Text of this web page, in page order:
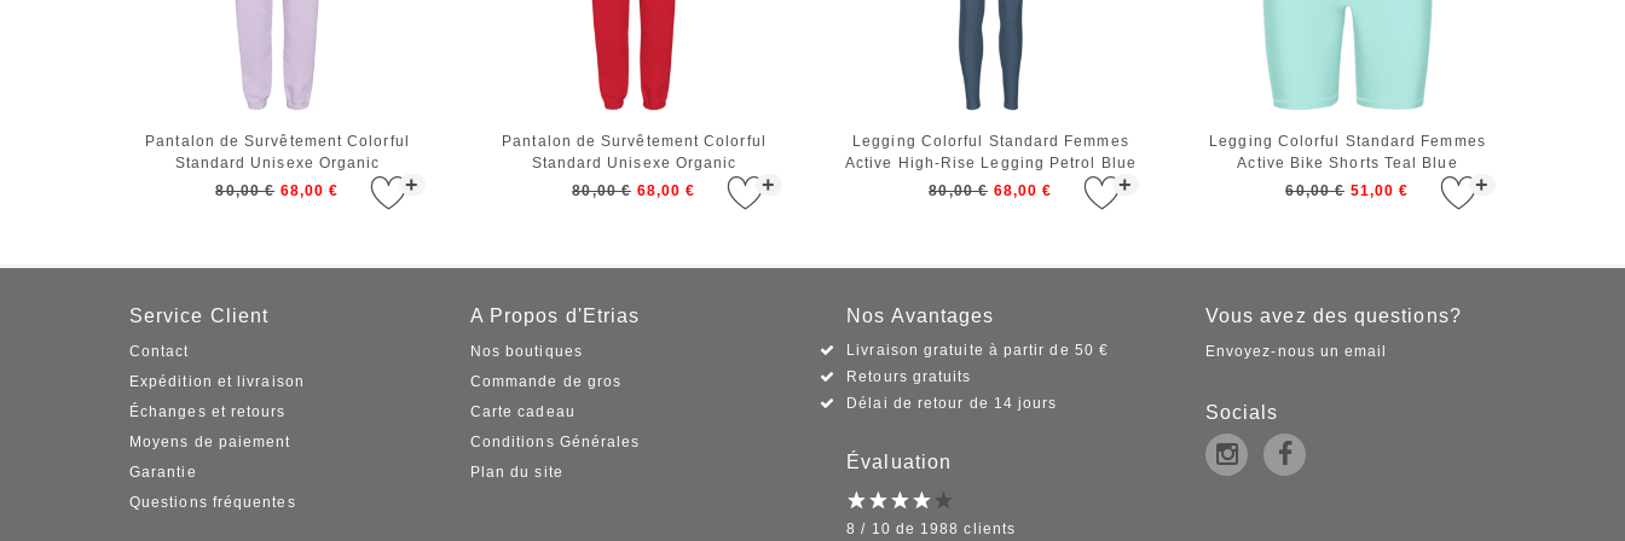
+
Pantalon de Survêtement Colorful
Standard Unisexe Organic
Sweatpants Soft Lavender
80,00 € 68,00 € +
Pantalon de Survêtement Colorful
Standard Unisexe Organic
Sweatpants Scarlet Red
80,00 € 68,00 € +
Legging Colorful Standard Femmes
Active High-Rise Legging Petrol Blue
80,00 € 68,00 € +
Legging Colorful Standard Femmes
Active Bike Shorts Teal Blue
60,00 € 51,00 €
Service Client
Contact
Expédition et livraison
Échanges et retours
Moyens de paiement
Garantie
Questions fréquentes
A Propos d'Etrias
Nos boutiques
Commande de gros
Carte cadeau
Conditions Générales
Plan du site
Nos Avantages
Livraison gratuite à partir de 50 €
Retours gratuits
Délai de retour de 14 jours
Évaluation
8 / 10 de 1988 clients
Vous avez des questions?
Envoyez-nous un email
Socials